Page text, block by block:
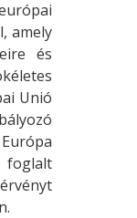
amely
és
Unió
foglalt